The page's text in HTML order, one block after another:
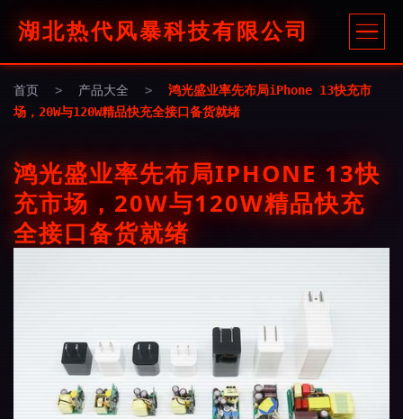
湖北热代风暴科技有限公司
首页 > 产品大全 >
鸿光盛业率先布局iPhone 13快充市
场，20W与120W精品快充全接口备货就绪
鸿光盛业率先布局IPHONE 13快
充市场，20W与120W精品快充
全接口备货就绪